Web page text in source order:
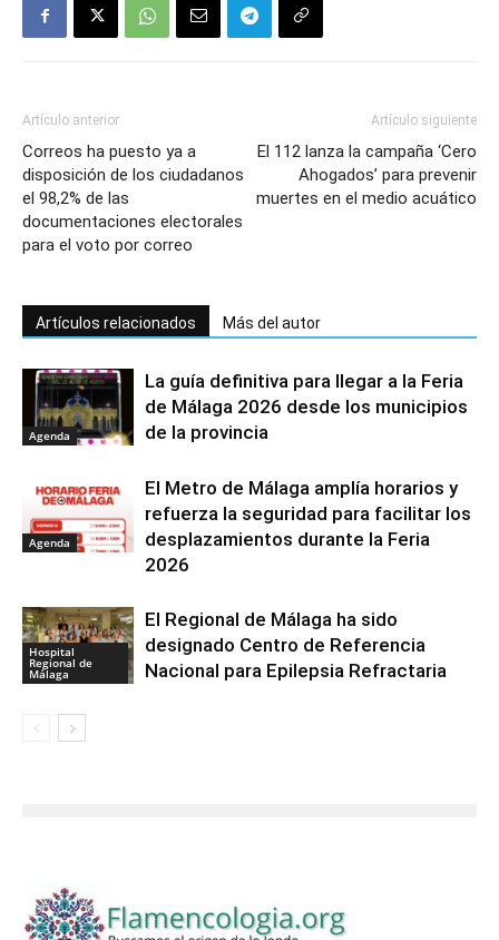
Artículo anterior
Correos ha puesto ya a
disposición de los ciudadanos
el 98,2% de las
documentaciones electorales
para el voto por correo
Artículo siguiente
El 112 lanza la campaña ‘Cero
Ahogados’ para prevenir
muertes en el medio acuático
Artículos relacionados Más del autor
Agenda
La guía definitiva para llegar a la Feria
de Málaga 2026 desde los municipios
de la provincia
Agenda
El Metro de Málaga amplía horarios y
refuerza la seguridad para facilitar los
desplazamientos durante la Feria
2026
Hospital
Regional de
Málaga
El Regional de Málaga ha sido
designado Centro de Referencia
Nacional para Epilepsia Refractaria